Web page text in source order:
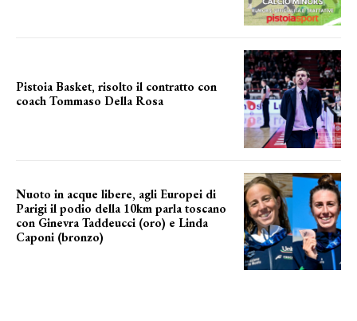
Pistoia Basket, risolto il contratto con
coach Tommaso Della Rosa
Nuoto in acque libere, agli Europei di
Parigi il podio della 10km parla toscano
con Ginevra Taddeucci (oro) e Linda
Caponi (bronzo)